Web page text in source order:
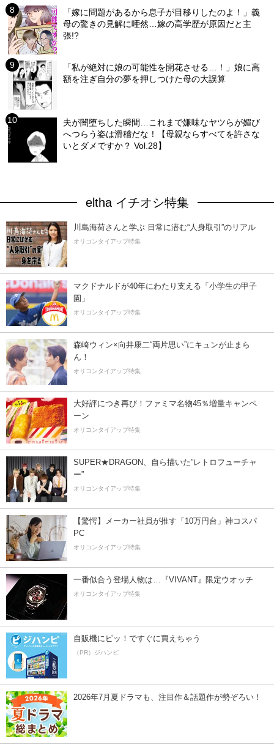
「嫁に問題があるから息子が目移りしたのよ！」義
母の驚きの見解に唖然…嫁の高学歴が原因だと主
張!?
「私が絶対に娘の可能性を開花させる…！」娘に高
額を注ぎ自分の夢を押しつけた母の大誤算
夫が闇堕ちした瞬間…これまで嫌味なヤツらが媚び
へつらう姿は滑稽だな！【母親ならすべてを許さな
いとダメですか？ Vol.28】
eltha イチオシ特集
川島海荷さんと学ぶ 日常に潜む“人身取引”のリアル
オリコンタイアップ特集
マクドナルドが40年にわたり支える「小学生の甲子
園」
オリコンタイアップ特集
森崎ウィン×向井康二“両片思い”にキュンが止まら
ん！
オリコンタイアップ特集
大好評につき再び！ファミマ名物45％増量キャンペ
ーン
オリコンタイアップ特集
SUPER★DRAGON、自ら描いた”レトロフューチャ
ー”
オリコンタイアップ特集
【驚愕】メーカー社員が推す「10万円台」神コスパ
PC
オリコンタイアップ特集
一番似合う登場人物は…『VIVANT』限定ウオッチ
オリコンタイアップ特集
自販機にピッ！ですぐに買えちゃう
（PR）ジハンピ
2026年7月夏ドラマも、注目作＆話題作が勢ぞろい！